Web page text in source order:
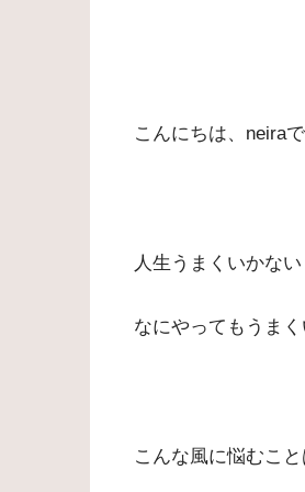
こんにちは、neira
人生うまくいかない
なにやってもうまく
こんな風に悩むこ